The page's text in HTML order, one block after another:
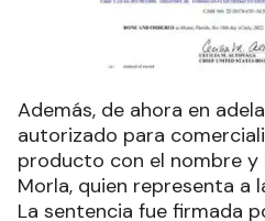
Además, de ahora en
autorizado para
producto con el nombre y
Morla, quien representa a
La sentencia fue firmada